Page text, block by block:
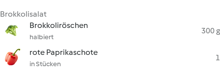
Brokkolisalat
Brokkoliröschen
halbiert
300 g
rote Paprikaschote
in Stücken
1